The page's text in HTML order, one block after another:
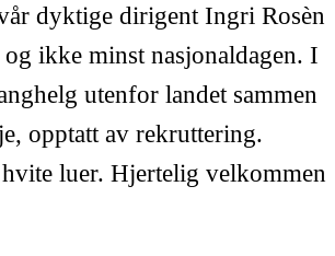
dyktige dirigent Ingri Rosèn
ikke minst nasjonaldagen. I
utenfor landet sammen
opptatt av rekruttering.
luer. Hjertelig velkommen